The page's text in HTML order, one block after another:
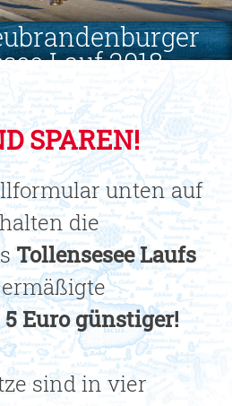
Lauf 2018
SPAREN!
unten auf
die
Tollensesee Laufs
5 Euro günstiger!
sind in vier